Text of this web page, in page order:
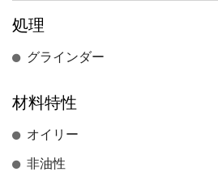
処理
グラインダー
材料特性
オイリー
非油性